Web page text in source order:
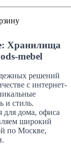
Хранилища
mebel
решений
с интернет-
и стиль.
дома, офиса
широкий
по Москве,